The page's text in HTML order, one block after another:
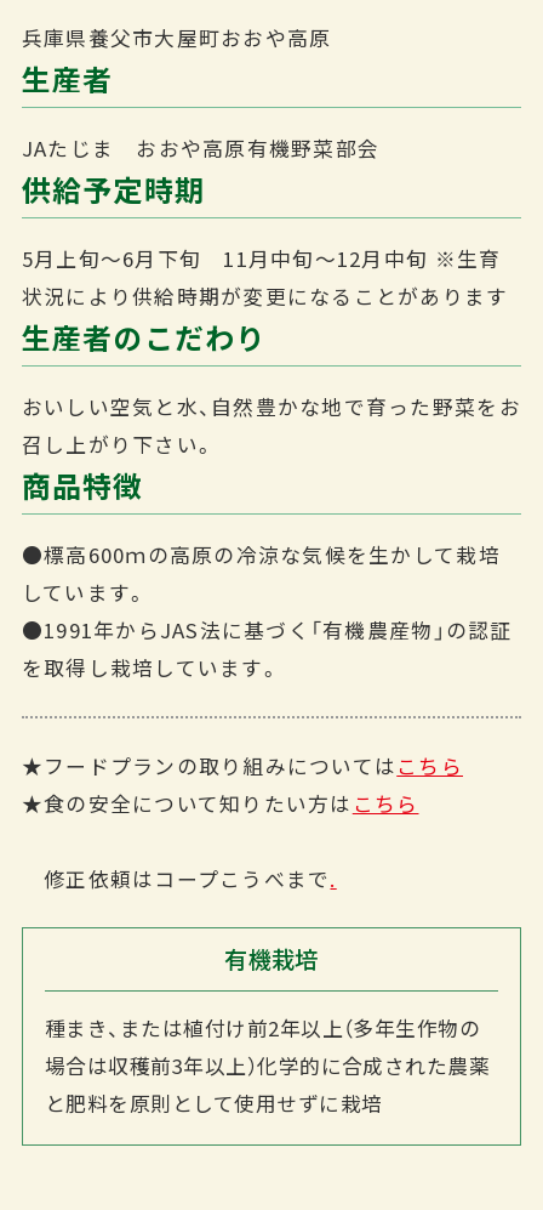
兵庫県養父市大屋町おおや高原
生産者
JAたじま おおや高原有機野菜部会
供給予定時期
5月上旬～6月下旬 11月中旬～12月中旬 ※生育
状況により供給時期が変更になることがあります
生産者のこだわり
おいしい空気と水、自然豊かな地で育った野菜をお
召し上がり下さい。
商品特徴
●標高600ｍの高原の冷涼な気候を生かして栽培
しています。
●1991年からJAS法に基づく「有機農産物」の認証
を取得し栽培しています。
★フードプランの取り組みについては こちら
★食の安全について知りたい方は こちら
修正依頼はコープこうべまで.
有機栽培
種まき、または植付け前2年以上（多年生作物の
場合は収穫前3年以上）化学的に合成された農薬
と肥料を原則として使用せずに栽培